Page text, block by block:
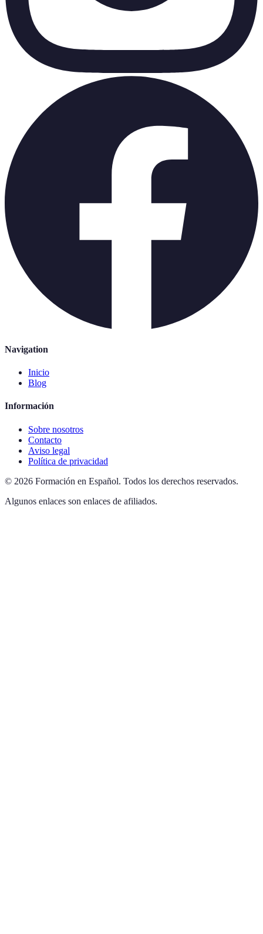
Navigation
Inicio
Blog
Información
Sobre nosotros
Contacto
Aviso legal
Política de privacidad
© 2026 Formación en Español. Todos los derechos reservados.
Algunos enlaces son enlaces de afiliados.